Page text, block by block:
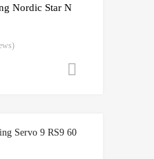
Nordic Star N